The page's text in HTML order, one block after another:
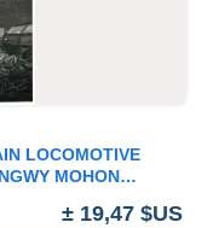
LOCOMOTIVE
MOHON
± 19,47 $US